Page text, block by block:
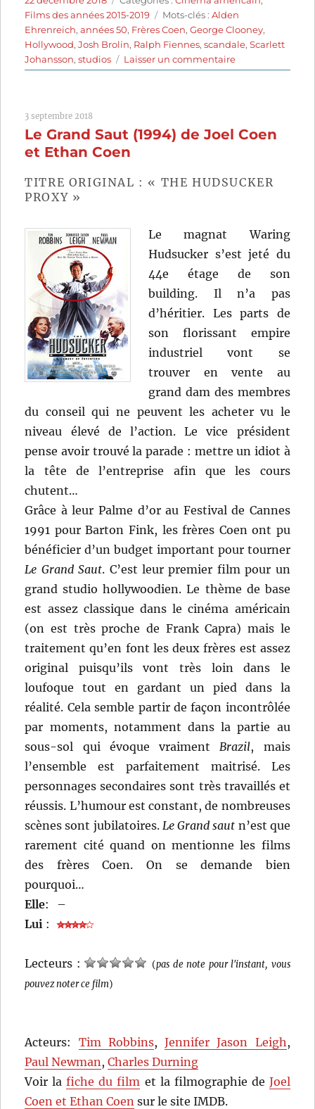
le
Films des années 2015-2019
Étiquettes
Mots-clés :Alden
Ehrenreich,années 50, Frères Coen,George Clooney,
Hollywood,Josh Brolin, Ralph Fiennes,scandale,Scarlett
Johansson,studios Laisser un commentairesur
Ave,
Joel
Ethan
3 septembre 2018
Le Grand Saut (1994) de Joel Coen
et Ethan Coen
TITRE ORIGINAL : « THE HUDSUCKER
PROXY »
Le magnat Waring
Hudsucker s’est jeté du
44e étage de son
building. Il n’a pas
d’héritier. Les parts de
son florissant empire
industriel vont se
trouver en vente au
grand dam des membres
du conseil qui ne peuvent les acheter vu le
niveau élevé de l’action. Le vice président
pense avoir trouvé la parade : mettre un idiot à
la tête de l’entreprise afin que les cours
chutent…
Grâce à leur Palme d’or au Festival de Cannes
1991 pour Barton Fink, les frères Coen ont pu
bénéficier d’un budget important pour tourner
Le Grand Saut. C’est leur premier film pour un
grand studio hollywoodien. Le thème de base
est assez classique dans le cinéma américain
(on est très proche de Frank Capra) mais le
traitement qu’en font les deux frères est assez
original puisqu’ils vont très loin dans le
loufoque tout en gardant un pied dans la
réalité. Cela semble partir de façon incontrôlée
par moments, notamment dans la partie au
sous-sol qui évoque vraiment Brazil, mais
l’ensemble est parfaitement maitrisé. Les
personnages secondaires sont très travaillés et
réussis. L’humour est constant, de nombreuses
scènes sont jubilatoires. Le Grand saut n’est que
rarement cité quand on mentionne les films
des frères Coen. On se demande bien
pourquoi…
Elle:
–
Lui :
Lecteurs : (pas de note pour l'instant, vous
pouvez noter ce film)
Acteurs: Tim Robbins,Jennifer Jason Leigh ,
Paul Newman ,Charles Durning
Voir lafiche du film et la filmographie de Joel
Coen et Ethan Coen sur le site IMDB.